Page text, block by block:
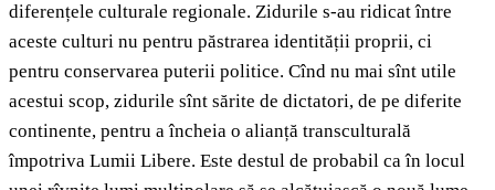
diferențele culturale regionale. Zidurile s-au ridicat între
aceste culturi nu pentru păstrarea identității proprii, ci
pentru conservarea puterii politice. Cînd nu mai sînt utile
acestui scop, zidurile sînt sărite de dictatori, de pe diferite
continente, pentru a încheia o alianță transculturală
împotriva Lumii Libere. Este destul de probabil ca în locul